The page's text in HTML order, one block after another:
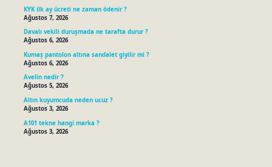
KYK ilk ay ücreti ne zaman ödenir ?
Ağustos 7, 2026
Davalı vekili duruşmada ne tarafta durur ?
Ağustos 6, 2026
Kumaş pantolon altına sandalet giyilir mi ?
Ağustos 6, 2026
Avelin nedir ?
Ağustos 5, 2026
Altın kuyumcuda neden ucuz ?
Ağustos 3, 2026
A101 tekne hangi marka ?
Ağustos 3, 2026